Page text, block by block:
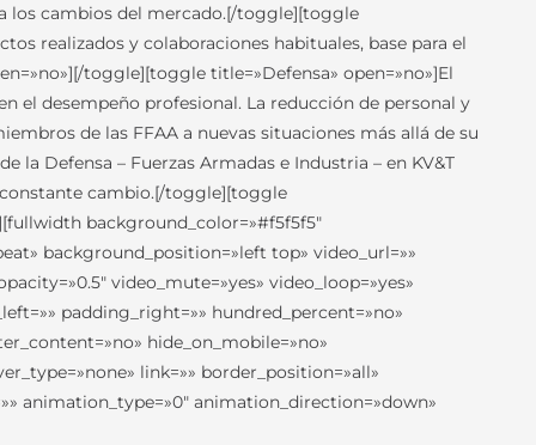
los cambios del mercado.[/toggle][toggle
realizados y colaboraciones habituales, base para el
toggle][toggle title=»Defensa» open=»no»]El
el desempeño profesional. La reducción de personal y
de las FFAA a nuevas situaciones más allá de su
Defensa – Fuerzas Armadas e Industria – en KV&T
constante cambio.[/toggle][toggle
background_color=»#f5f5f5″
background_position=»left top» video_url=»»
video_mute=»yes» video_loop=»yes»
padding_right=»» hundred_percent=»no»
hide_on_mobile=»no»
link=»» border_position=»all»
animation_type=»0″ animation_direction=»down»